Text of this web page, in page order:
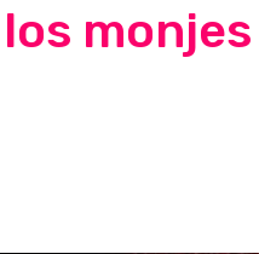
monjes